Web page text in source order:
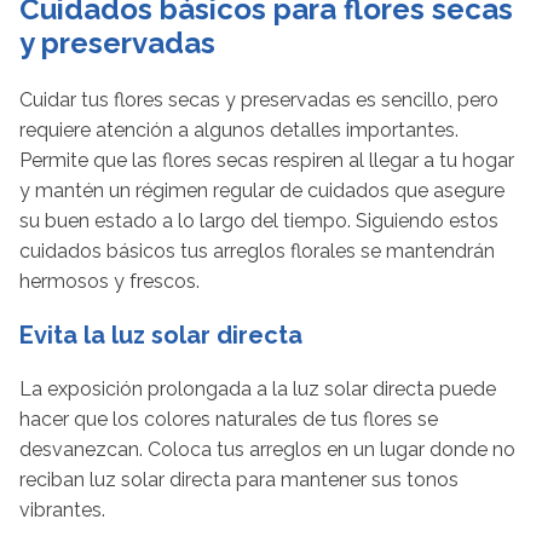
Cuidados básicos para flores secas
y preservadas
Cuidar tus flores secas y preservadas es sencillo, pero
requiere atención a algunos detalles importantes.
Permite que las flores secas respiren al llegar a tu hogar
y mantén un régimen regular de cuidados que asegure
su buen estado a lo largo del tiempo. Siguiendo estos
cuidados básicos tus arreglos florales se mantendrán
hermosos y frescos.
Evita la luz solar directa
La exposición prolongada a la luz solar directa puede
hacer que los colores naturales de tus flores se
desvanezcan. Coloca tus arreglos en un lugar donde no
reciban luz solar directa para mantener sus tonos
vibrantes.